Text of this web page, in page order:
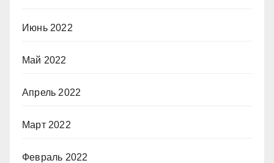
Июнь 2022
Май 2022
Апрель 2022
Март 2022
Февраль 2022